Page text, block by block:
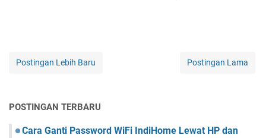
Postingan Lebih Baru Postingan Lama
POSTINGAN TERBARU
Cara Ganti Password WiFi IndiHome Lewat HP dan